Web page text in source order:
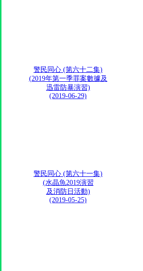
警民同心 (第六十二集)
(2019年第一季罪案數據及
迅雷防暴演習)
(2019-06-29)
警民同心 (第六十一集)
(水晶魚2019演習
及消防日活動)
(2019-05-25)